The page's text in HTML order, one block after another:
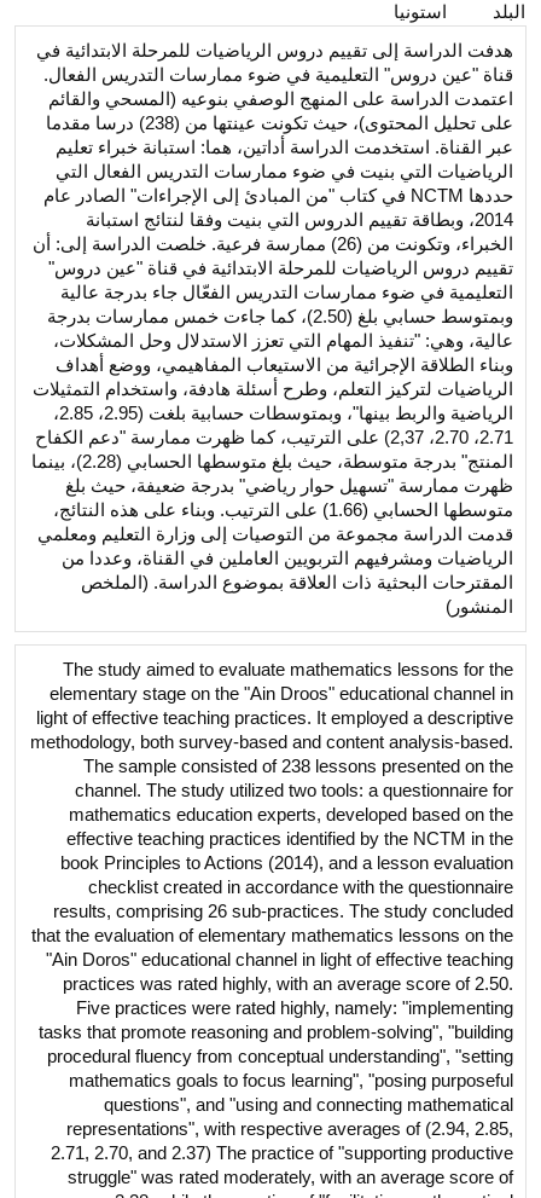
البلد
استونيا
هدفت الدراسة إلى تقييم دروس الرياضيات للمرحلة الابتدائية في
قناة "عين دروس" التعليمية في ضوء ممارسات التدريس الفعال.
اعتمدت الدراسة على المنهج الوصفي بنوعيه (المسحي والقائم
على تحليل المحتوى)، حيث تكونت عينتها من (238) درسا مقدما
عبر القناة. استخدمت الدراسة أداتين، هما: استبانة خبراء تعليم
الرياضيات التي بنيت في ضوء ممارسات التدريس الفعال التي
حددها NCTM في كتاب "من المبادئ إلى الإجراءات" الصادر عام
2014، وبطاقة تقييم الدروس التي بنيت وفقا لنتائج استبانة
الخبراء، وتكونت من (26) ممارسة فرعية. خلصت الدراسة إلى: أن
تقييم دروس الرياضيات للمرحلة الابتدائية في قناة "عين دروس"
التعليمية في ضوء ممارسات التدريس الفعّال جاء بدرجة عالية
وبمتوسط حسابي بلغ (2.50)، كما جاءت خمس ممارسات بدرجة
عالية، وهي: "تنفيذ المهام التي تعزز الاستدلال وحل المشكلات،
وبناء الطلاقة الإجرائية من الاستيعاب المفاهيمي، ووضع أهداف
الرياضيات لتركيز التعلم، وطرح أسئلة هادفة، واستخدام التمثيلات
الرياضية والربط بينها"، وبمتوسطات حسابية بلغت (2.95، 2.85،
2.71، 2.70، 2,37) على الترتيب، كما ظهرت ممارسة "دعم الكفاح
المنتج" بدرجة متوسطة، حيث بلغ متوسطها الحسابي (2.28)، بينما
ظهرت ممارسة "تسهيل حوار رياضي" بدرجة ضعيفة، حيث بلغ
متوسطها الحسابي (1.66) على الترتيب. وبناء على هذه النتائج،
قدمت الدراسة مجموعة من التوصيات إلى وزارة التعليم ومعلمي
الرياضيات ومشرفيهم التربويين العاملين في القناة، وعددا من
المقترحات البحثية ذات العلاقة بموضوع الدراسة. (الملخص
المنشور)
The study aimed to evaluate mathematics lessons for the
elementary stage on the "Ain Droos" educational channel in
light of effective teaching practices. It employed a descriptive
methodology, both survey-based and content analysis-based.
The sample consisted of 238 lessons presented on the
channel. The study utilized two tools: a questionnaire for
mathematics education experts, developed based on the
effective teaching practices identified by the NCTM in the
book Principles to Actions (2014), and a lesson evaluation
checklist created in accordance with the questionnaire
results, comprising 26 sub-practices. The study concluded
that the evaluation of elementary mathematics lessons on the
"Ain Doros" educational channel in light of effective teaching
practices was rated highly, with an average score of 2.50.
Five practices were rated highly, namely: "implementing
tasks that promote reasoning and problem-solving", "building
procedural fluency from conceptual understanding", "setting
mathematics goals to focus learning", "posing purposeful
questions", and "using and connecting mathematical
representations", with respective averages of (2.94, 2.85,
2.71, 2.70, and 2.37) The practice of "supporting productive
struggle" was rated moderately, with an average score of